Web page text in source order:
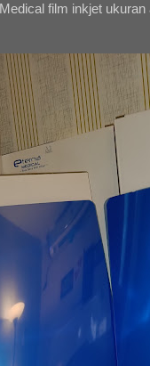
Medical film inkjet ukuran